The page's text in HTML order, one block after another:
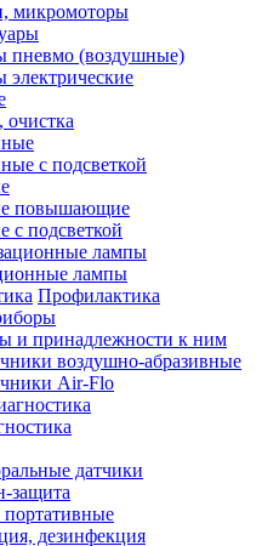
микромоторы
пневмо (воздушные)
очистка
с подсветкой
повышающие
с подсветкой
лампы
Профилактика
и принадлежности к ним
воздушно-абразивные
Air-Flo
датчики
защита